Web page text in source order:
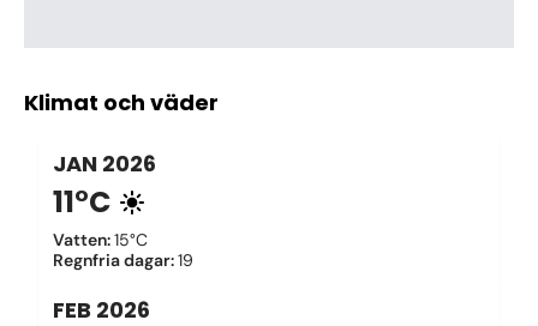
Klimat och väder
JAN 2026
11°C
Vatten:15°C
Regnfria dagar:19
FEB 2026